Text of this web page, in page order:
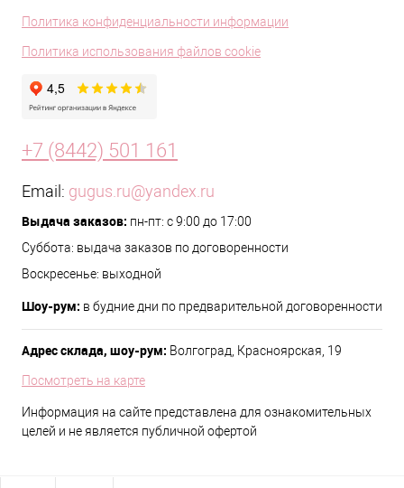
Политика конфиденциальности информации
Политика использования файлов cookie
+7 (8442) 501 161
Email: gugus.ru@yandex.ru
Выдача заказов: пн-пт: с 9:00 до 17:00
Суббота: выдача заказов по договоренности
Воскресенье: выходной
Шоу-рум: в будние дни по предварительной договоренности
Адрес склада, шоу-рум: Волгоград, Красноярская, 19
Посмотреть на карте
Информация на сайте представлена для ознакомительных
целей и не является публичной офертой